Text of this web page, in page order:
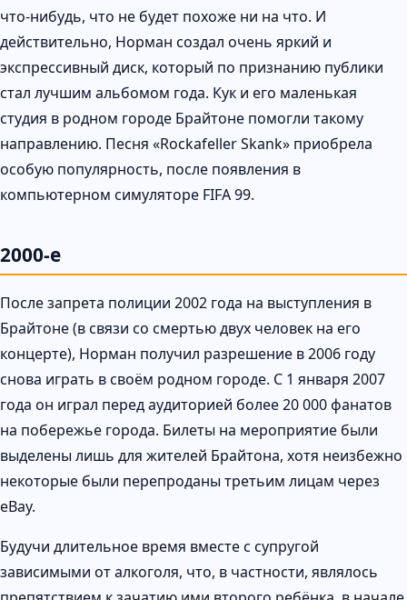
что-нибудь, что не будет похоже ни на что. И
действительно, Норман создал очень яркий и
экспрессивный диск, который по признанию публики
стал лучшим альбомом года. Кук и его маленькая
студия в родном городе Брайтоне помогли такому
направлению. Песня «Rockafeller Skank» приобрела
особую популярность, после появления в
компьютерном симуляторе FIFA 99.
2000-е
После запрета полиции 2002 года на выступления в
Брайтоне (в связи со смертью двух человек на его
концерте), Норман получил разрешение в 2006 году
снова играть в своём родном городе. С 1 января 2007
года он играл перед аудиторией более 20 000 фанатов
на побережье города. Билеты на мероприятие были
выделены лишь для жителей Брайтона, хотя неизбежно
некоторые были перепроданы третьим лицам через
eBay.
Будучи длительное время вместе с супругой
зависимыми от алкоголя, что, в частности, являлось